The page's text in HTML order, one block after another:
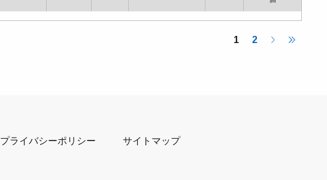
1 2
プライバシーポリシー サイトマップ